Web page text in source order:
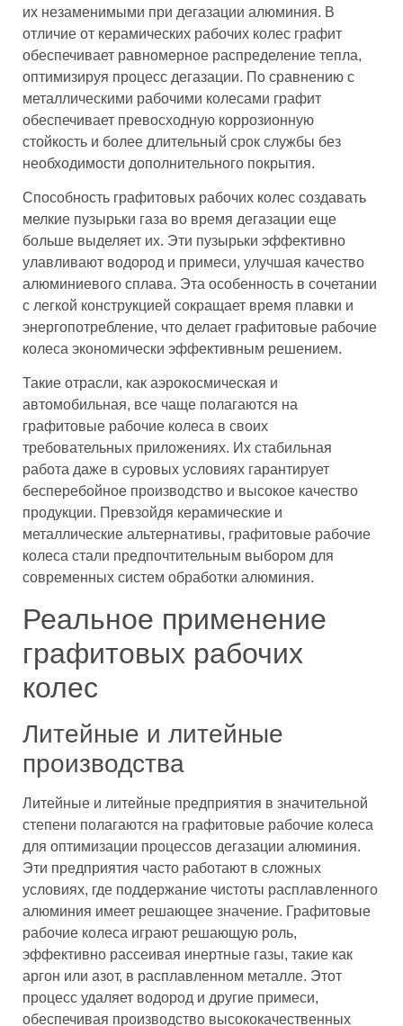
их незаменимыми при дегазации алюминия. В
отличие от керамических рабочих колес графит
обеспечивает равномерное распределение тепла,
оптимизируя процесс дегазации. По сравнению с
металлическими рабочими колесами графит
обеспечивает превосходную коррозионную
стойкость и более длительный срок службы без
необходимости дополнительного покрытия.
Способность графитовых рабочих колес создавать
мелкие пузырьки газа во время дегазации еще
больше выделяет их. Эти пузырьки эффективно
улавливают водород и примеси, улучшая качество
алюминиевого сплава. Эта особенность в сочетании
с легкой конструкцией сокращает время плавки и
энергопотребление, что делает графитовые рабочие
колеса экономически эффективным решением.
Такие отрасли, как аэрокосмическая и
автомобильная, все чаще полагаются на
графитовые рабочие колеса в своих
требовательных приложениях. Их стабильная
работа даже в суровых условиях гарантирует
бесперебойное производство и высокое качество
продукции. Превзойдя керамические и
металлические альтернативы, графитовые рабочие
колеса стали предпочтительным выбором для
современных систем обработки алюминия.
Реальное применение
графитовых рабочих
колес
Литейные и литейные
производства
Литейные и литейные предприятия в значительной
степени полагаются на графитовые рабочие колеса
для оптимизации процессов дегазации алюминия.
Эти предприятия часто работают в сложных
условиях, где поддержание чистоты расплавленного
алюминия имеет решающее значение. Графитовые
рабочие колеса играют решающую роль,
эффективно рассеивая инертные газы, такие как
аргон или азот, в расплавленном металле. Этот
процесс удаляет водород и другие примеси,
обеспечивая производство высококачественных